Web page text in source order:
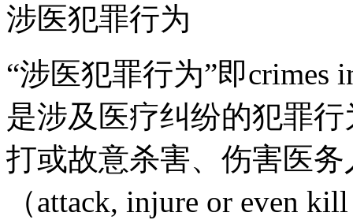
涉医犯罪行为
“涉医犯罪行为”即crimes
是涉及医疗纠纷的犯罪
打或故意杀害、伤害医
（attack, injure or even